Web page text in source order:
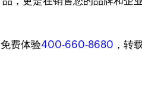
费体验400-660-8680 ，转